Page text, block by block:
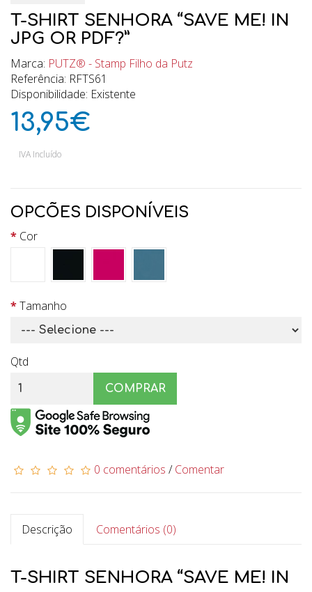
T-SHIRT SENHORA “SAVE ME! IN
JPG OR PDF?”
Marca: PUTZ® - Stamp Filho da Putz
Referência: RFTS61
Disponibilidade: Existente
13,95€
IVA Incluído
OPCÕES DISPONÍVEIS
Cor
Tamanho
Qtd
COMPRAR
0 comentários /Comentar
Descrição Comentários (0)
T-SHIRT SENHORA “SAVE ME! IN